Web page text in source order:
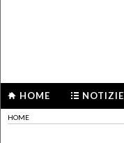
HOME NOTIZIE
HOME